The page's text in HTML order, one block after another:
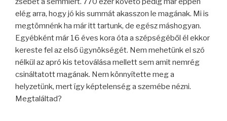
elég arra, hogy jó kis summát akasszon le magának. Mi is
megtömnénk ha már itt tartunk, de egész máshogyan.
Egyébként már 16 éves kora óta a szépségéből él ekkor
kereste fel az első ügynökségét. Nem mehetünk el szó
nélkül az apró kis tetoválása mellett sem amit nemrég
csináltatott magának. Nem könnyítette meg a
helyzetünk, mert így képtelenség a szemébe nézni.
Megtaláltad?